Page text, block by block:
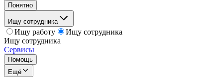
Понятно
Ищу сотрудника
Ищу работу
Ищу сотрудника
Ищу сотрудника
Сервисы
Помощь
Ещё